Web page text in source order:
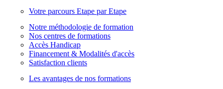
Votre parcours Etape par Etape
Notre méthodologie de formation
Nos centres de formations
Accès Handicap
Financement & Modalités d'accès
Satisfaction clients
Les avantages de nos formations